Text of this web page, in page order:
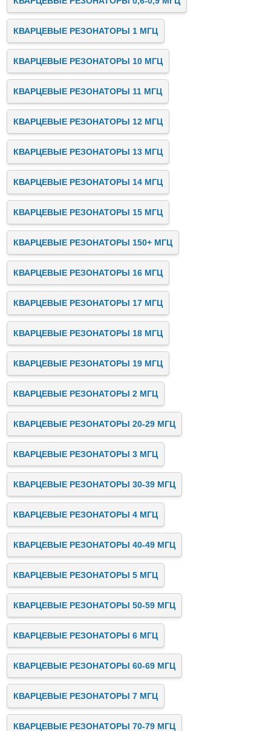
КВАРЦЕВЫЕ РЕЗОНАТОРЫ 1 МГЦ
КВАРЦЕВЫЕ РЕЗОНАТОРЫ 10 МГЦ
КВАРЦЕВЫЕ РЕЗОНАТОРЫ 11 МГЦ
КВАРЦЕВЫЕ РЕЗОНАТОРЫ 12 МГЦ
КВАРЦЕВЫЕ РЕЗОНАТОРЫ 13 МГЦ
КВАРЦЕВЫЕ РЕЗОНАТОРЫ 14 МГЦ
КВАРЦЕВЫЕ РЕЗОНАТОРЫ 15 МГЦ
КВАРЦЕВЫЕ РЕЗОНАТОРЫ 150+ МГЦ
КВАРЦЕВЫЕ РЕЗОНАТОРЫ 16 МГЦ
КВАРЦЕВЫЕ РЕЗОНАТОРЫ 17 МГЦ
КВАРЦЕВЫЕ РЕЗОНАТОРЫ 18 МГЦ
КВАРЦЕВЫЕ РЕЗОНАТОРЫ 19 МГЦ
КВАРЦЕВЫЕ РЕЗОНАТОРЫ 2 МГЦ
КВАРЦЕВЫЕ РЕЗОНАТОРЫ 20-29 МГЦ
КВАРЦЕВЫЕ РЕЗОНАТОРЫ 3 МГЦ
КВАРЦЕВЫЕ РЕЗОНАТОРЫ 30-39 МГЦ
КВАРЦЕВЫЕ РЕЗОНАТОРЫ 4 МГЦ
КВАРЦЕВЫЕ РЕЗОНАТОРЫ 40-49 МГЦ
КВАРЦЕВЫЕ РЕЗОНАТОРЫ 5 МГЦ
КВАРЦЕВЫЕ РЕЗОНАТОРЫ 50-59 МГЦ
КВАРЦЕВЫЕ РЕЗОНАТОРЫ 6 МГЦ
КВАРЦЕВЫЕ РЕЗОНАТОРЫ 60-69 МГЦ
КВАРЦЕВЫЕ РЕЗОНАТОРЫ 7 МГЦ
КВАРЦЕВЫЕ РЕЗОНАТОРЫ 70-79 МГЦ